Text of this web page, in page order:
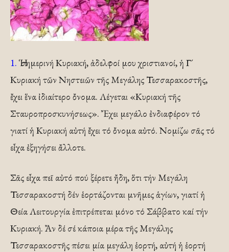
1. Ἡ σημερινή Κυριακή, ἀδελφοί μου χριστιανοί, ἡ Γ´
Κυριακή τῶν Νηστειῶν τῆς Μεγάλης Τεσσαρακοστῆς,
ἔχει ἕνα ἰδιαίτερο ὄνομα. Λέγεται «Κυριακή τῆς
Σταυροπροσκυνήσεως». Ἔχει μεγάλο ἐνδιαφέρον τό
γιατί ἡ Κυριακή αὐτή ἔχει τό ὄνομα αὐτό. Νομίζω σᾶς τό
εἶχα ἐξηγήσει ἄλλοτε.
Σᾶς εἶχα πεῖ αὐτό πού ξέρετε ἤδη, ὅτι τήν Μεγάλη
Τεσσαρακοστή δέν ἑορτάζονται μνῆμες ἁγίων, γιατί ἡ
Θεία Λειτουργία ἐπιτρέπεται μόνο τό Σάββατο καί τήν
Κυριακή. Ἄν δέ σέ κάποια μέρα τῆς Μεγάλης
Τεσσαρακοστῆς πέσει μία μεγάλη ἑορτή, αὐτή ἡ ἑορτή